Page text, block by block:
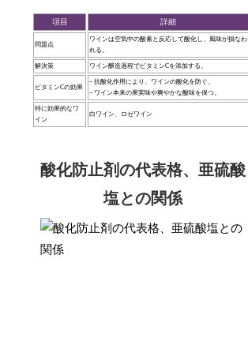
項目 詳細
問題点
ワインは空気中の酸素と反応して酸化し、風味が損なわ
れる。
解決策 ワイン醸造過程でビタミンCを添加する。
ビタミンCの効果
– 抗酸化作用により、ワインの酸化を防ぐ。
– ワイン本来の果実味や爽やかな酸味を保つ。
特に効果的なワ
イン
白ワイン、ロゼワイン
酸化防止剤の代表格、亜硫酸
塩との関係